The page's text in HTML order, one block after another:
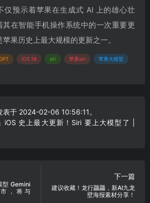
仅预示着苹果在生成式 AI 上的雄心壮
在智能手机操作系统中的一次重要更
果历史上最大规模的更新之一。
iOS 18 siri 苹果siri 苹果大模型
表于 2024-02-06 10:56:11。
iOS 史上最大更新！Siri 要上大模型了 |
型 Gemini
，将与
下一篇
建议收藏！龙行龘龘，新AI九龙
壁海报素材分享！